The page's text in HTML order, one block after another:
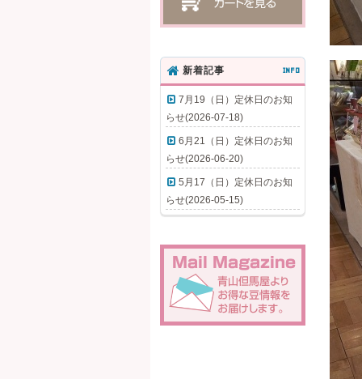
新着記事 INFO
7月19（日）定休日のお知
らせ(2026-07-18)
6月21（日）定休日のお知
らせ(2026-06-20)
5月17（日）定休日のお知
らせ(2026-05-15)